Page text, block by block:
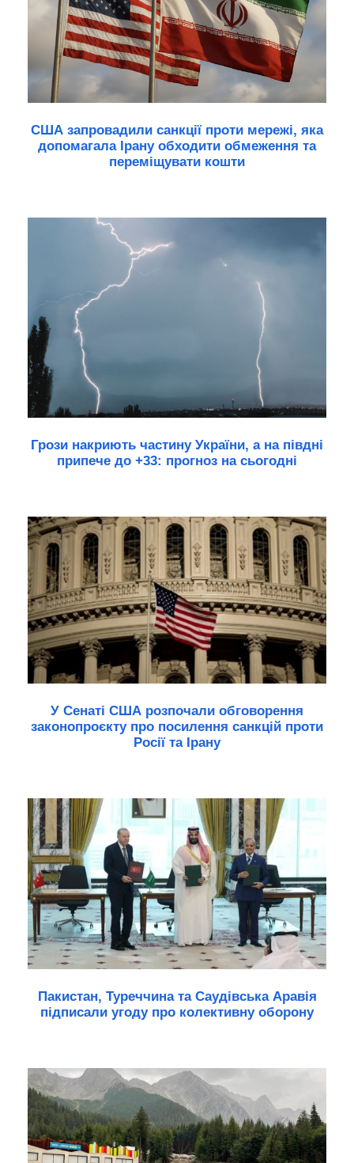
США запровадили санкції проти мережі, яка
допомагала Ірану обходити обмеження та
переміщувати кошти
Грози накриють частину України, а на півдні
припече до +33: прогноз на сьогодні
У Сенаті США розпочали обговорення
законопроєкту про посилення санкцій проти
Росії та Ірану
Пакистан, Туреччина та Саудівська Аравія
підписали угоду про колективну оборону